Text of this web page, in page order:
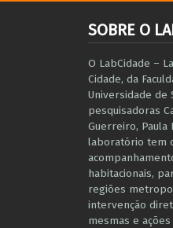
SOBRE O
O LabCidade –
Cidade, da
Universidade de
pesquisadoras
Guerreiro, Paula
laboratório tem
habitacionais,
regiões
intervenção
mesmas e